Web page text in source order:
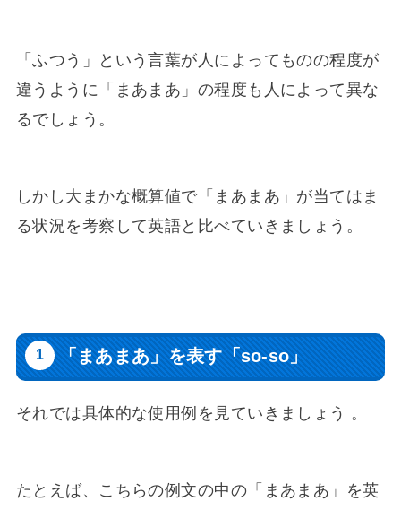
「ふつう」という言葉が人によってものの程度が
違うように「まあまあ」の程度も人によって異な
るでしょう。
しかし大まかな概算値で「まあまあ」が当てはま
る状況を考察して英語と比べていきましょう。
「まあまあ」を表す「so-so」
それでは具体的な使用例を見ていきましょう 。
たとえば、こちらの例文の中の「まあまあ」を英